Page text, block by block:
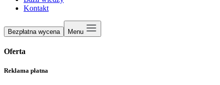
Kontakt
Bezpłatna wycena Menu
Oferta
Reklama płatna